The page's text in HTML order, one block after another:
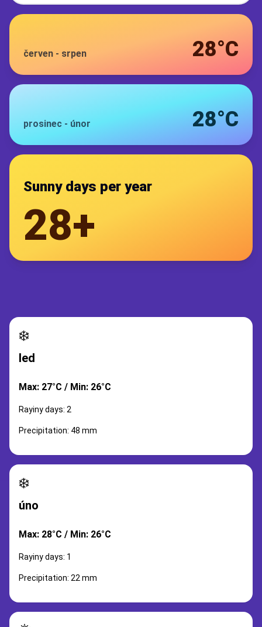
červen - srpen 28°C
prosinec - únor 28°C
Sunny days per year
28+
❄️
led
Max: 27°C / Min: 26°C
Rayiny days: 2
Precipitation: 48 mm
❄️
úno
Max: 28°C / Min: 26°C
Rayiny days: 1
Precipitation: 22 mm